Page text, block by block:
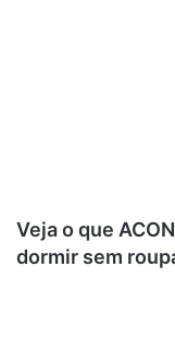
Veja o que
dormir sem